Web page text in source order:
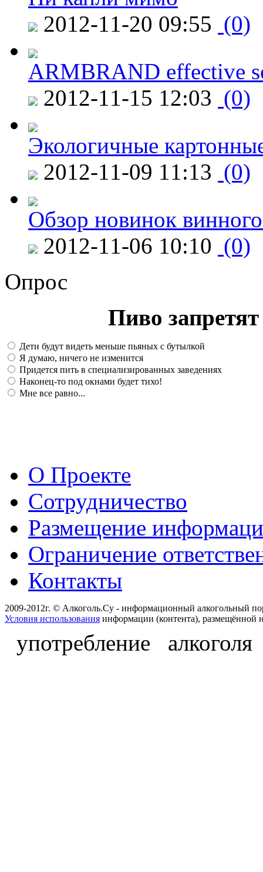
2012-11-20 09:55 (0)
ARMBRAND effective
2012-11-15 12:03 (0)
Экологичные
2012-11-09 11:13 (0)
Обзор новинок
2012-11-06 10:10 (0)
Опрос
Пиво
Дети будут видеть меньше пьяных с бутылкой
Я думаю, ничего не изменится
Придется пить в специализированных заведениях
Наконец-то под окнами будет тихо!
Мне все равно...
О Проекте
Сотрудничество
Размещение
Ограничение
Контакты
2009-2012г. © Алкоголь.Су - информационный алкогольный
Условия использования информации (контента), размещённой
употребление